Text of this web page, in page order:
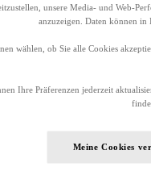
unsere Media- und Web-
anzuzeigen. Daten können in
wählen, ob Sie alle Cookies
Ihre Präferenzen jederzeit
Meine Cookies